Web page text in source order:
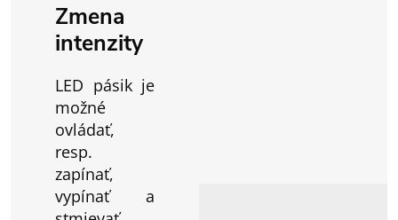
Zmena
intenzity
LED pásik je
možné
ovládať,
resp.
zapínať,
vypínať a